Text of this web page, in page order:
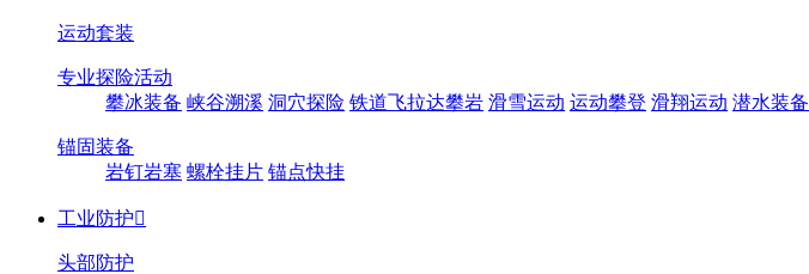
运动套装
专业探险活动
攀冰装备 峡谷溯溪 洞穴探险 铁道飞拉达攀岩 滑雪运动 运动攀登 滑翔运动 潜水装备
锚固装备
岩钉岩塞 螺栓挂片 锚点快挂
工业防护
头部防护